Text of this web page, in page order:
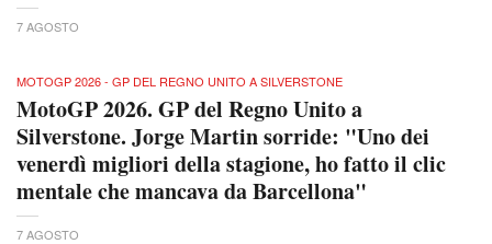
7 AGOSTO
MOTOGP 2026 - GP DEL REGNO UNITO A SILVERSTONE
MotoGP 2026. GP del Regno Unito a
Silverstone. Jorge Martin sorride: "Uno dei
venerdì migliori della stagione, ho fatto il clic
mentale che mancava da Barcellona"
7 AGOSTO